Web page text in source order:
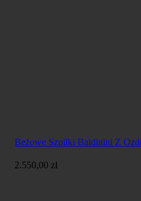
Beżowe Szpilki Baldinini Z
2.550,00 zł